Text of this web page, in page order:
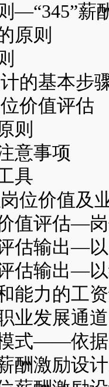
—“345”薪
原则
的基本步
价值评估
则
意事项
具
位价值及
值评估—
估输出—
估输出—
能力的工
业发展通
式——依据
酬激励设